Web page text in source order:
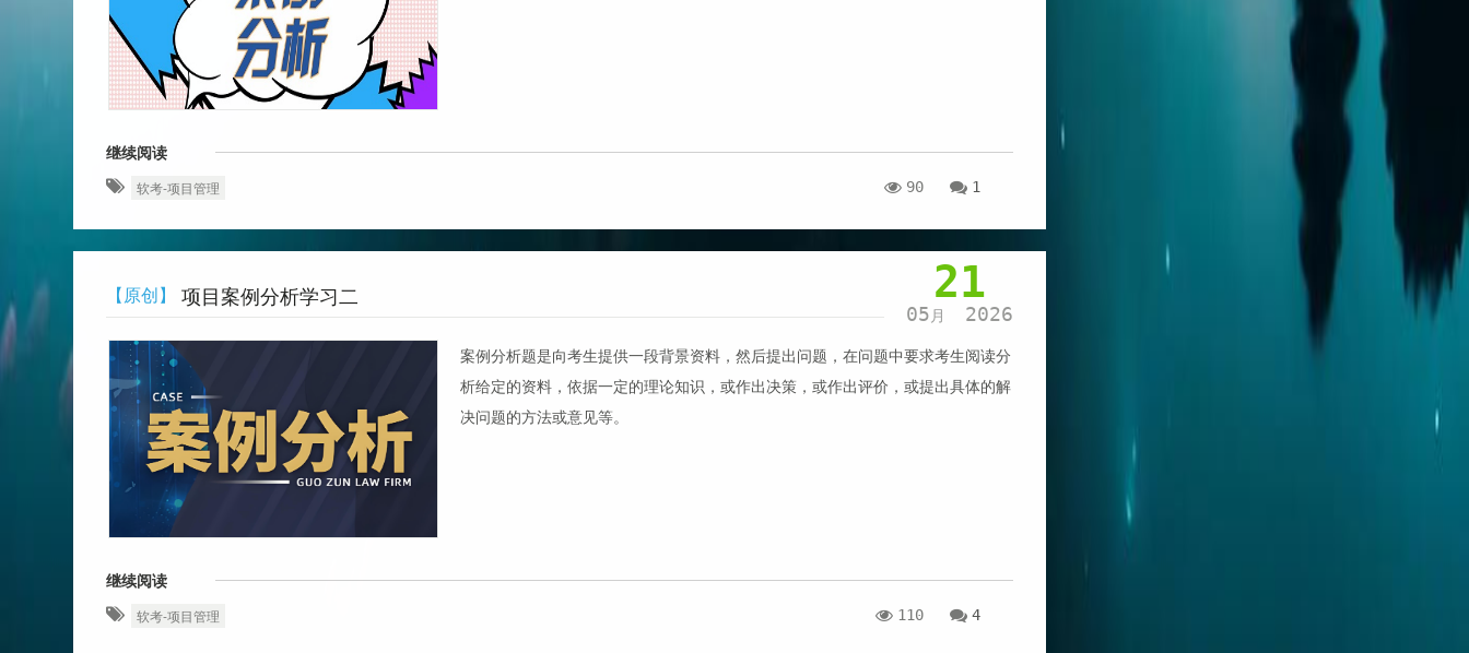
继续阅读
软考-项目管理 90 1
【原创】 项目案例分析学习二 21
05 月 2026
案例分析题是向考生提供一段背景资料，然后提出问题，在问题中要求考生阅读分
析给定的资料，依据一定的理论知识，或作出决策，或作出评价，或提出具体的解
决问题的方法或意见等。
继续阅读
软考-项目管理 110 4